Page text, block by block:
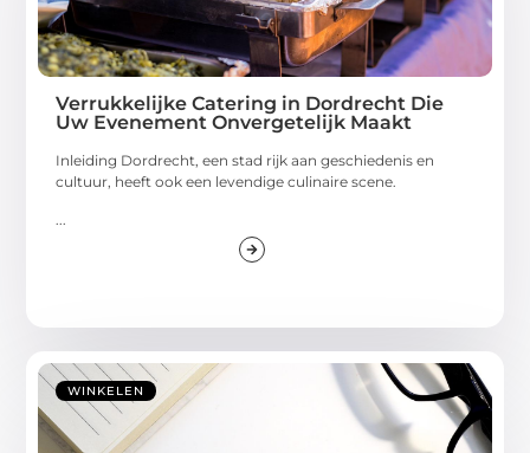
Verrukkelijke Catering in Dordrecht Die
Uw Evenement Onvergetelijk Maakt
Inleiding Dordrecht, een stad rijk aan geschiedenis en
cultuur, heeft ook een levendige culinaire scene.
...
WINKELEN